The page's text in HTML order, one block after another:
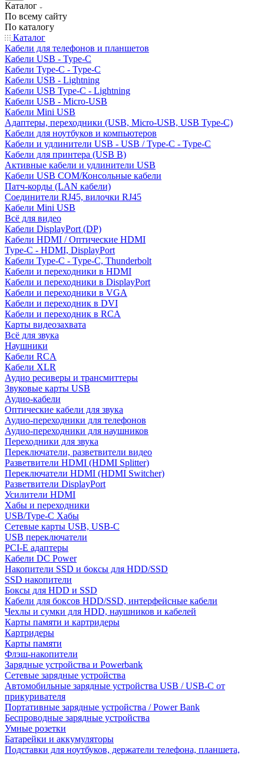
Каталог
По всему сайту
По каталогу
Каталог
Кабели для телефонов и планшетов
Кабели USB - Type-C
Кабели Type-C - Type-C
Кабели USB - Lightning
Кабели USB Type-C - Lightning
Кабели USB - Micro-USB
Кабели Mini USB
Адаптеры, переходники (USB, Micro-USB, USB Type-C)
Кабели для ноутбуков и компьютеров
Кабели и удлинители USB - USB / Type-C - Type-C
Кабели для принтера (USB B)
Активные кабели и удлинители USB
Кабели USB COM/Консольные кабели
Патч-корды (LAN кабели)
Соединители RJ45, вилочки RJ45
Кабели Mini USB
Всё для видео
Кабели DisplayPort (DP)
Кабели HDMI / Оптические HDMI
Type-C - HDMI, DisplayPort
Кабели Type-C - Type-C, Thunderbolt
Кабели и переходники в HDMI
Кабели и переходники в DisplayPort
Кабели и переходники в VGA
Кабели и переходник в DVI
Кабели и переходник в RCA
Карты видеозахвата
Всё для звука
Наушники
Кабели RCA
Кабели XLR
Аудио ресиверы и трансмиттеры
Звуковые карты USB
Аудио-кабели
Оптические кабели для звука
Аудио-переходники для телефонов
Аудио-переходники для наушников
Переходники для звука
Переключатели, разветвители видео
Разветвители HDMI (HDMI Splitter)
Переключатели HDMI (HDMI Switcher)
Разветвители DisplayPort
Усилители HDMI
Хабы и переходники
USB/Type-C Хабы
Сетевые карты USB, USB-C
USB переключатели
PCI-E адаптеры
Кабели DC Power
Накопители SSD и боксы для HDD/SSD
SSD накопители
Боксы для HDD и SSD
Кабели для боксов HDD/SSD, интерфейсные кабели
Чехлы и сумки для HDD, наушников и кабелей
Карты памяти и картридеры
Картридеры
Карты памяти
Флэш-накопители
Зарядные устройства и Powerbank
Сетевые зарядные устройства
Автомобильные зарядные устройства USB / USB-C от
прикуривателя
Портативные зарядные устройства / Power Bank
Беспроводные зарядные устройства
Умные розетки
Батарейки и аккумуляторы
Подставки для ноутбуков, держатели телефона, планшета,